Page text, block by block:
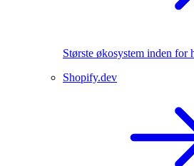
Største økosystem inden for
Shopify.dev